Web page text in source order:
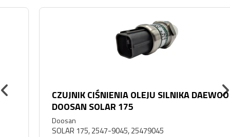
CZUJNIK CIŚNIENIA OLEJU SILNIKA DAEWOO
DOOSAN SOLAR 175
SOLAR 175, 2547-9045, 25479045